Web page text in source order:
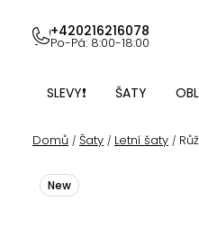
obsah
+420216216078
Po-Pá: 8:00-18:00
SLEVY❗ ŠATY
Domů / Šaty / Letní šaty /
New